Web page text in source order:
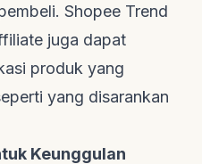
Shopee Trend
juga dapat
produk yang
yang disarankan
Keunggulan